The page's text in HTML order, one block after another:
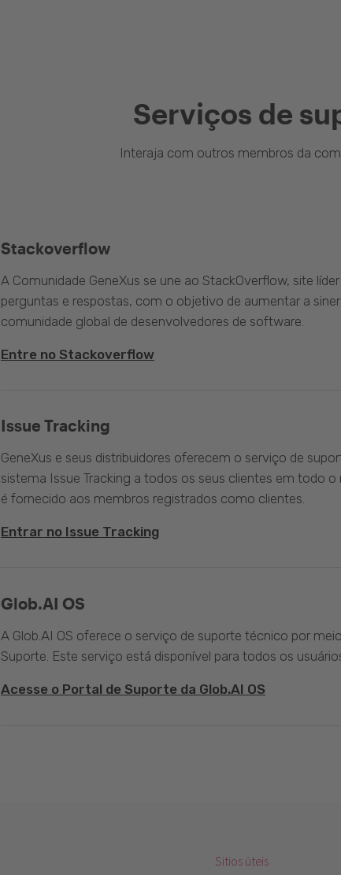
Serviços de
Interaja com outros membros da
Stackoverflow
A Comunidade GeneXus se une ao StackOverflow, site
perguntas e respostas, com o objetivo de aumentar a
comunidade global de desenvolvedores de software.
Entre no Stackoverflow
Issue Tracking
GeneXus e seus distribuidores oferecem o serviço de
sistema Issue Tracking a todos os seus clientes em todo o
é fornecido aos membros registrados como clientes.
Entrar no Issue Tracking
Glob.AI OS
A Glob.AI OS oferece o serviço de suporte técnico por
Suporte. Este serviço está disponível para todos os
Acesse o Portal de Suporte da Glob.AI OS
Sitios úteis